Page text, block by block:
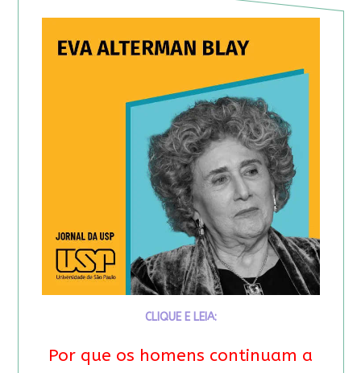
CLIQUE E LEIA:
Por que os homens continuam a